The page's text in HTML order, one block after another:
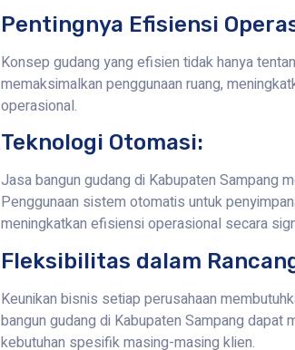
Pentingnya Efisiensi
Konsep gudang yang efisien tidak hanya
memaksimalkan penggunaan ruang,
operasional.
Teknologi Otomasi:
Jasa bangun gudang di Kabupaten Sampang
Penggunaan sistem otomatis untuk
meningkatkan efisiensi operasional secara
Fleksibilitas dalam
Keunikan bisnis setiap perusahaan
bangun gudang di Kabupaten Sampang dapat
kebutuhan spesifik masing-masing klien.